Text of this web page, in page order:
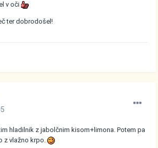
v oči
ter dobrodošel!
hladilnik z jabolčnim kisom+limona. Potem pa
z vlažno krpo.